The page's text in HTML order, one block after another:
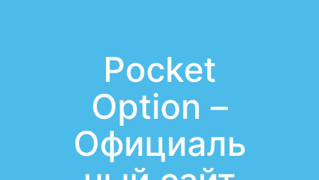
Pocket
Option –
Официаль